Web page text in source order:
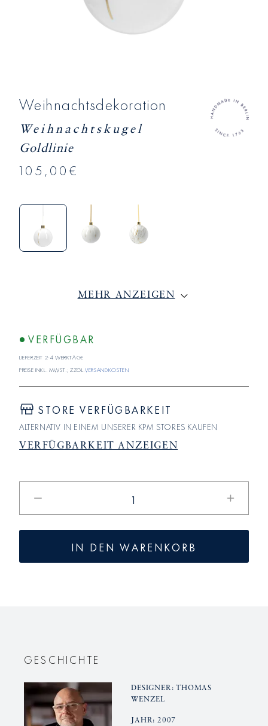
Weihnachtsdekoration
Weihnachtskugel
Goldlinie
105,00€
MEHR ANZEIGEN
VERFÜGBAR
Lieferzeit 2-4 Werktage
Preise inkl. MwSt.; zzgl. Versandkosten
STORE VERFÜGBARKEIT
ALTERNATIV IN EINEM UNSERER KPM STORES KAUFEN
VERFÜGBARKEIT ANZEIGEN
Weihnachtskugel
Erhöhe
die
IN DEN WARENKORB
GESCHICHTE
DESIGNER: THOMAS
WENZEL
JAHR: 2007